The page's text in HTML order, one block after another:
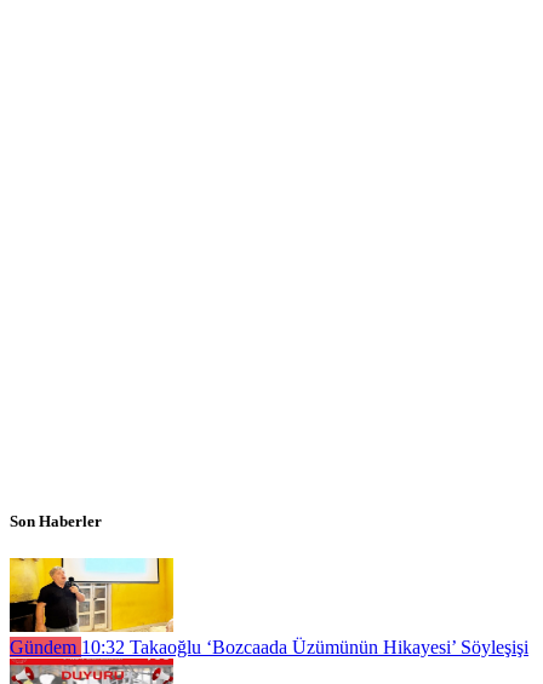
Son Haberler
Gündem 10:32 Takaoğlu ‘Bozcaada Üzümünün Hikayesi’ Söyleşişi